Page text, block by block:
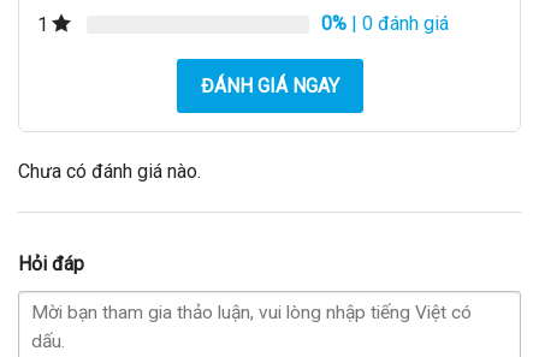
1
0% | 0 đánh giá
ĐÁNH GIÁ NGAY
Chưa có đánh giá nào.
Hỏi đáp